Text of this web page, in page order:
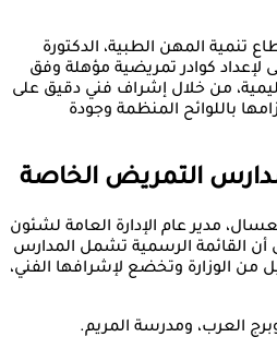
المهن الطبية، الدكتورة
لإعداد كوادر تمريضية مؤهلة وفق
من خلال إشراف فني دقيق على
باللوائح المنظمة وجودة
التمريض الخاصة
مدير عام الإدارة العامة لشئون
أن القائمة الرسمية تشمل المدارس
من الوزارة وتخضع لإشرافها الفني،
العرب، ومدرسة المريم.